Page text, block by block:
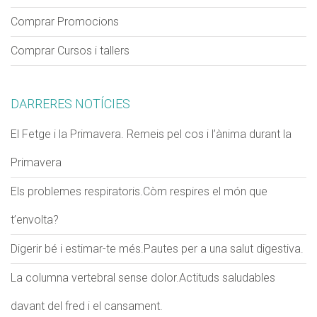
Comprar Promocions
Comprar Cursos i tallers
DARRERES NOTÍCIES
El Fetge i la Primavera. Remeis pel cos i l’ànima durant la
Primavera
Els problemes respiratoris.Còm respires el món que
t’envolta?
Digerir bé i estimar-te més.Pautes per a una salut digestiva.
La columna vertebral sense dolor.Actituds saludables
davant del fred i el cansament.
VERIFICACIÓ
Exemple: 12